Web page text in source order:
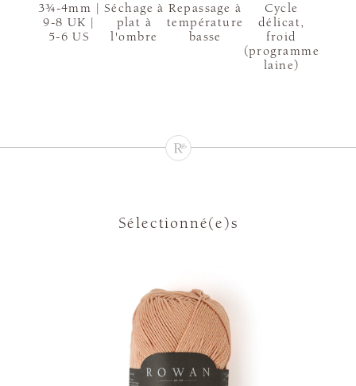
3¾-4mm |
9-8 UK |
5-6 US
Séchage à
plat à
l'ombre
Repassage à
température
basse
Cycle
délicat,
froid
(programme
laine)
Sélectionné(e)s